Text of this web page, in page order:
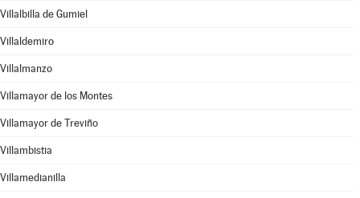
Villalbilla de Gumiel
Villaldemiro
Villalmanzo
Villamayor de los Montes
Villamayor de Treviño
Villambistia
Villamedianilla